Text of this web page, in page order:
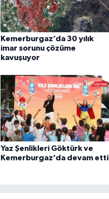
Kemerburgaz’da 30 yılık
imar sorunu çözüme
kavuşuyor
Yaz Şenlikleri Göktürk ve
Kemerburgaz’da devam etti